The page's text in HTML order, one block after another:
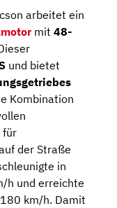
arbeitet ein
mit 48-
und bietet
Kombination
für
der Straße
in
h und erreichte
km/h. Damit